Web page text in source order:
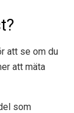
att se om du
att mäta
som